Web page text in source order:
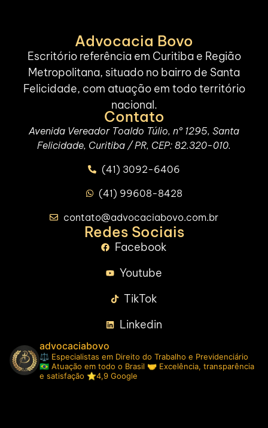
Advocacia Bovo
Escritório referência em Curitiba e Região
Metropolitana, situado no bairro de Santa
Felicidade, com atuação em todo território
nacional.
Contato
Avenida Vereador Toaldo Túlio, nº 1295, Santa
Felicidade, Curitiba / PR, CEP: 82.320-010.
(41) 3092-6406
(41) 99608-8428
contato@advocaciabovo.com.br
Redes Sociais
Facebook
Youtube
TikTok
Linkedin
advocaciabovo
⚖️ Especialistas em Direito do Trabalho e Previdenciário
🇧🇷 Atuação em todo o Brasil 🤝 Excelência, transparência
e satisfação ⭐️4,9 Google